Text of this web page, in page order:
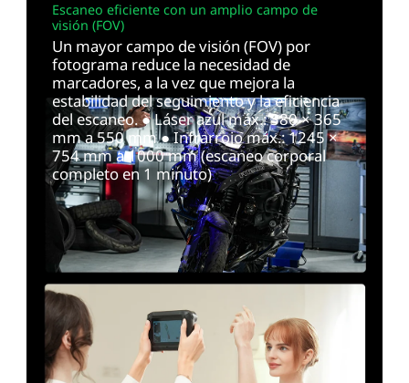
Escaneo eficiente con un amplio campo de
visión (FOV)
Un mayor campo de visión (FOV) por
fotograma reduce la necesidad de
marcadores, a la vez que mejora la
estabilidad del seguimiento y la eficiencia
del escaneo. ● Láser azul máx.: 380 × 365
mm a 550 mm ● Infrarrojo máx.: 1245 ×
754 mm a 1000 mm (escaneo corporal
completo en 1 minuto)